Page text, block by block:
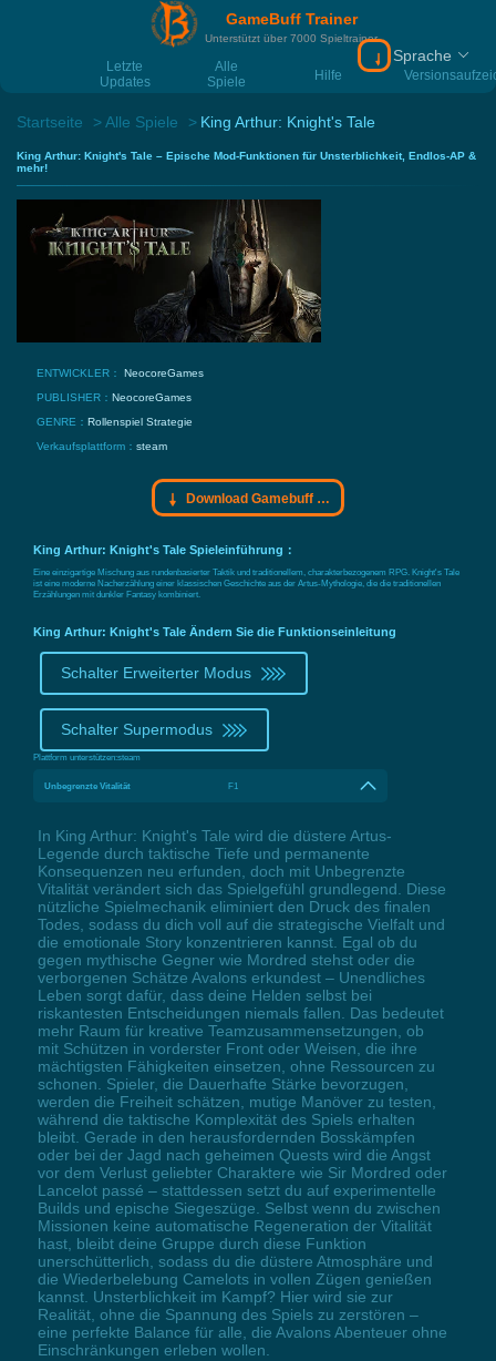
GameBuff Trainer
Unterstützt über 7000 Spieltrainer
Letzte
Updates
Alle
Spiele
Hilfe
Download
Sprache
Startseite Alle Spiele King Arthur: Knight's Tale
King Arthur: Knight's Tale – Epische Mod-Funktionen für Unsterblichkeit, Endlos-AP &
mehr!
ENTWICKLER： NeocoreGames
PUBLISHER： NeocoreGames
GENRE： Rollenspiel Strategie
Verkaufsplattform： steam
Download Gamebuff Trainer
King Arthur: Knight's Tale Spieleinführung：
Eine einzigartige Mischung aus rundenbasierter Taktik und traditionellem, charakterbezogenem RPG. Knight's Tale
ist eine moderne Nacherzählung einer klassischen Geschichte aus der Artus-Mythologie, die die traditionellen
Erzählungen mit dunkler Fantasy kombiniert.
King Arthur: Knight's Tale Ändern Sie die Funktionseinleitung
Schalter Erweiterter Modus
Schalter Supermodus
Plattform unterstützen:steam
Unbegrenzte Vitalität F1
In King Arthur: Knight's Tale wird die düstere Artus-
Legende durch taktische Tiefe und permanente
Konsequenzen neu erfunden, doch mit Unbegrenzte
Vitalität verändert sich das Spielgefühl grundlegend. Diese
nützliche Spielmechanik eliminiert den Druck des finalen
Todes, sodass du dich voll auf die strategische Vielfalt und
die emotionale Story konzentrieren kannst. Egal ob du
gegen mythische Gegner wie Mordred stehst oder die
verborgenen Schätze Avalons erkundest – Unendliches
Leben sorgt dafür, dass deine Helden selbst bei
riskantesten Entscheidungen niemals fallen. Das bedeutet
mehr Raum für kreative Teamzusammensetzungen, ob
mit Schützen in vorderster Front oder Weisen, die ihre
mächtigsten Fähigkeiten einsetzen, ohne Ressourcen zu
schonen. Spieler, die Dauerhafte Stärke bevorzugen,
werden die Freiheit schätzen, mutige Manöver zu testen,
während die taktische Komplexität des Spiels erhalten
bleibt. Gerade in den herausfordernden Bosskämpfen
oder bei der Jagd nach geheimen Quests wird die Angst
vor dem Verlust geliebter Charaktere wie Sir Mordred oder
Lancelot passé – stattdessen setzt du auf experimentelle
Builds und epische Siegeszüge. Selbst wenn du zwischen
Missionen keine automatische Regeneration der Vitalität
hast, bleibt deine Gruppe durch diese Funktion
unerschütterlich, sodass du die düstere Atmosphäre und
die Wiederbelebung Camelots in vollen Zügen genießen
kannst. Unsterblichkeit im Kampf? Hier wird sie zur
Realität, ohne die Spannung des Spiels zu zerstören –
eine perfekte Balance für alle, die Avalons Abenteuer ohne
Einschränkungen erleben wollen.